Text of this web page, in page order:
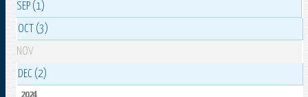
SEP (1)
OCT (3)
NOV
DEC (2)
2024